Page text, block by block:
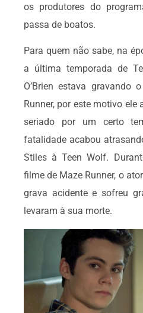
os produtores do
passa de boatos.
Para quem não sabe, na
a última temporada de
O’Brien estava gravando
Runner, por este motivo
seriado por um certo
fatalidade acabou
Stiles à Teen Wolf.
filme de Maze Runner, o
grava acidente e sofreu
levaram à sua morte.